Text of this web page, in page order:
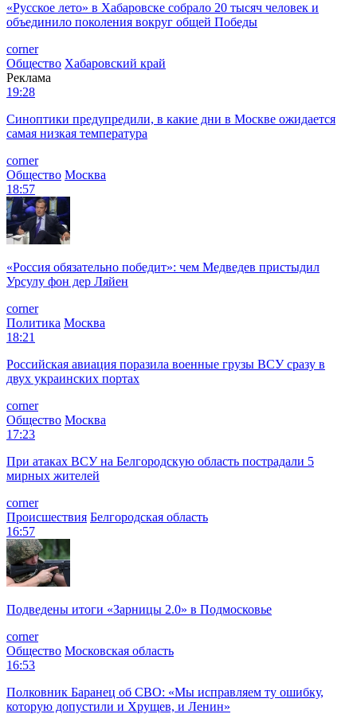
«Русское лето» в Хабаровске собрало 20 тысяч человек и
объединило поколения вокруг общей Победы
corner
Общество Хабаровский край
Реклама
19:28
Синоптики предупредили, в какие дни в Москве ожидается
самая низкая температура
corner
Общество Москва
18:57
«Россия обязательно победит»: чем Медведев пристыдил
Урсулу фон дер Ляйен
corner
Политика Москва
18:21
Российская авиация поразила военные грузы ВСУ сразу в
двух украинских портах
corner
Общество Москва
17:23
При атаках ВСУ на Белгородскую область пострадали 5
мирных жителей
corner
Происшествия Белгородская область
16:57
Подведены итоги «Зарницы 2.0» в Подмосковье
corner
Общество Московская область
16:53
Полковник Баранец об СВО: «Мы исправляем ту ошибку,
которую допустили и Хрущев, и Ленин»